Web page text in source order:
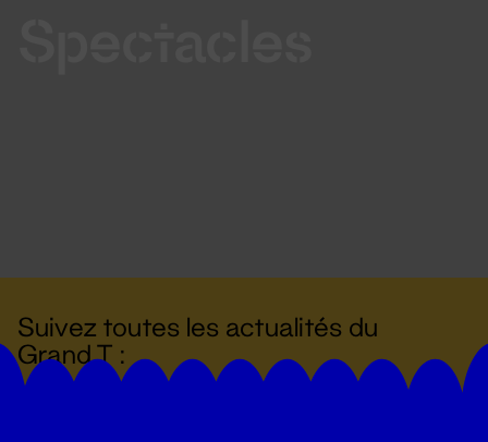
Suivez toutes les actualités du
Grand T :